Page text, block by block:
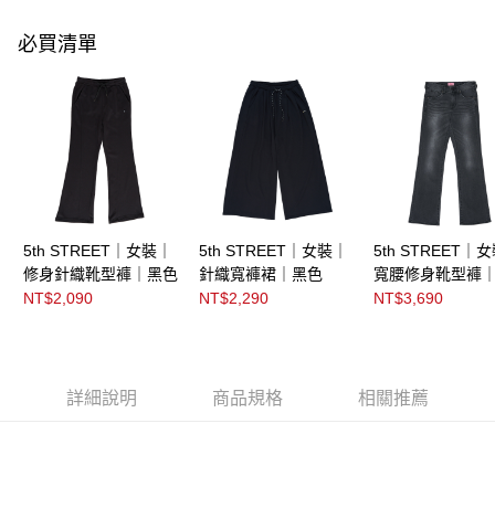
４．使用「AFTEE先享後付」時，將依據個別帳號之用戶狀況，依本公司即
時審查核予不同之上限額度；若仍有額度不足之情形，本公司將視審查結果
５．嚴禁一人註冊多個帳號或使用他人資訊註冊。若發現惡意使用之情形，
恩沛科技股份有限公司將有權停止該用戶之使用額度並採取法律行動。
付款後門市取貨
必買清單
5th STREET｜女裝｜
修身針織靴型褲｜黑色
NT$2,090
5th STREET｜女裝｜
針織寬褲裙｜黑色
NT$2,290
5th STREET｜女
寬腰修身靴型褲
NT$3,690
詳細說明 商品規格 相關推薦